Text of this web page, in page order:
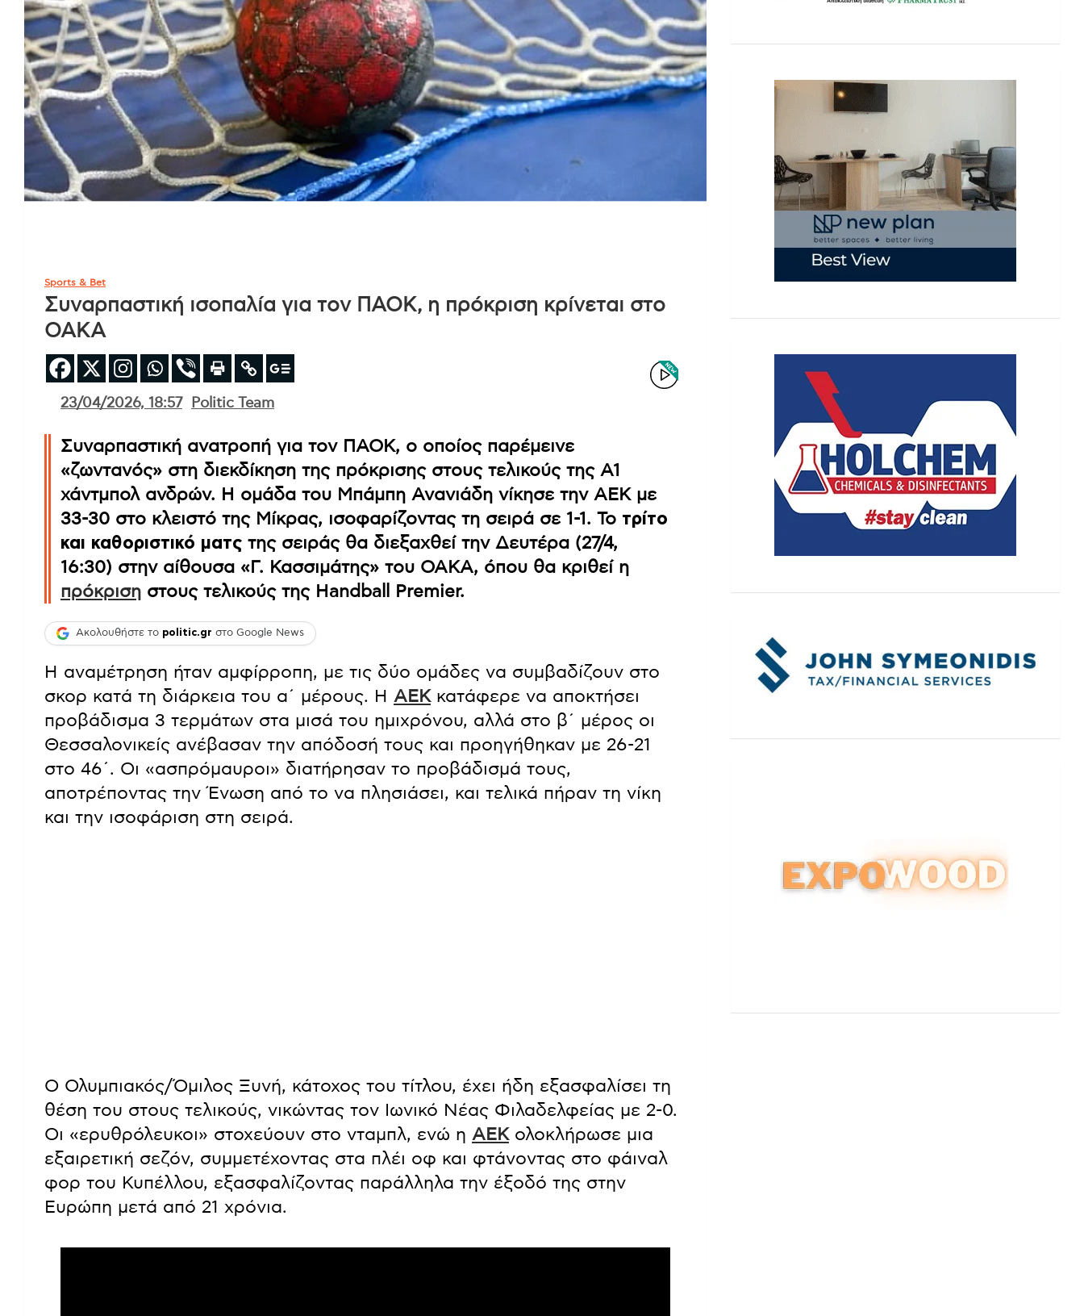
Sports & Bet
Συναρπαστική ισοπαλία για τον ΠΑΟΚ, η πρόκριση κρίνεται στο
ΟΑΚΑ
23/04/2026, 18:57 Politic Team
Συναρπαστική ανατροπή για τον ΠΑΟΚ, ο οποίος παρέμεινε
«ζωντανός» στη διεκδίκηση της πρόκρισης στους τελικούς της A1
χάντμπολ ανδρών. Η ομάδα του Μπάμπη Ανανιάδη νίκησε την ΑΕΚ με
33-30 στο κλειστό της Μίκρας, ισοφαρίζοντας τη σειρά σε 1-1. Το τρίτο
και καθοριστικό ματς της σειράς θα διεξαχθεί την Δευτέρα (27/4,
16:30) στην αίθουσα «Γ. Κασσιμάτης» του ΟΑΚΑ, όπου θα κριθεί η
πρόκριση στους τελικούς της Handball Premier.
Ακολουθήστε το politic.gr στο Google News
Η αναμέτρηση ήταν αμφίρροπη, με τις δύο ομάδες να συμβαδίζουν στο
σκορ κατά τη διάρκεια του α΄ μέρους. Η ΑΕΚκατάφερε να αποκτήσει
προβάδισμα 3 τερμάτων στα μισά του ημιχρόνου, αλλά στο β΄ μέρος οι
Θεσσαλονικείς ανέβασαν την απόδοσή τους και προηγήθηκαν με 26-21
στο 46΄. Οι «ασπρόμαυροι» διατήρησαν το προβάδισμά τους,
αποτρέποντας την Ένωση από το να πλησιάσει, και τελικά πήραν τη νίκη
και την ισοφάριση στη σειρά.
Ο Ολυμπιακός/Όμιλος Ξυνή, κάτοχος του τίτλου, έχει ήδη εξασφαλίσει τη
θέση του στους τελικούς, νικώντας τον Ιωνικό Νέας Φιλαδελφείας με 2-0.
Οι «ερυθρόλευκοι» στοχεύουν στο νταμπλ, ενώ η ΑΕΚολοκλήρωσε μια
εξαιρετική σεζόν, συμμετέχοντας στα πλέι οφ και φτάνοντας στο φάιναλ
φορ του Κυπέλλου, εξασφαλίζοντας παράλληλα την έξοδό της στην
Ευρώπη μετά από 21 χρόνια.